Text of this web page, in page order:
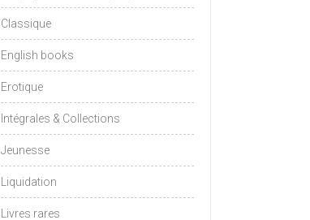
Classique
English books
Erotique
Intégrales & Collections
Jeunesse
Liquidation
Livres rares